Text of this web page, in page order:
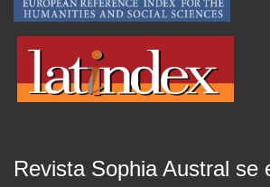
Revista Sophia Austral se